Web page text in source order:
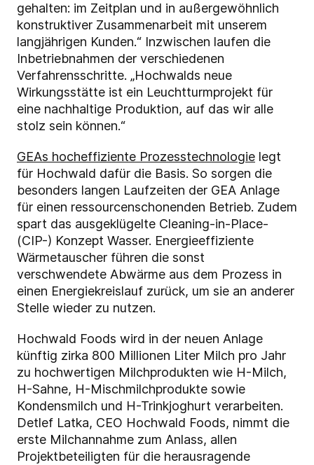
gehalten: im Zeitplan und in außergewöhnlich
konstruktiver Zusammenarbeit mit unserem
langjährigen Kunden.“ Inzwischen laufen die
Inbetriebnahmen der verschiedenen
Verfahrensschritte. „Hochwalds neue
Wirkungsstätte ist ein Leuchtturmprojekt für
eine nachhaltige Produktion, auf das wir alle
stolz sein können.“
GEAs hocheffiziente Prozesstechnologie legt
für Hochwald dafür die Basis. So sorgen die
besonders langen Laufzeiten der GEA Anlage
für einen ressourcenschonenden Betrieb. Zudem
spart das ausgeklügelte Cleaning-in-Place-
(CIP-) Konzept Wasser. Energieeffiziente
Wärmetauscher führen die sonst
verschwendete Abwärme aus dem Prozess in
einen Energiekreislauf zurück, um sie an anderer
Stelle wieder zu nutzen.
Hochwald Foods wird in der neuen Anlage
künftig zirka 800 Millionen Liter Milch pro Jahr
zu hochwertigen Milchprodukten wie H-Milch,
H-Sahne, H-Mischmilchprodukte sowie
Kondensmilch und H-Trinkjoghurt verarbeiten.
Detlef Latka, CEO Hochwald Foods, nimmt die
erste Milchannahme zum Anlass, allen
Projektbeteiligten für die herausragende